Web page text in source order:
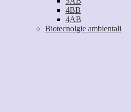
4BB
4AB
Biotecnolgie ambientali